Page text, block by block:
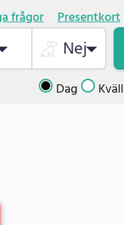
frågor Presentkort
Nej
Dag Kväll